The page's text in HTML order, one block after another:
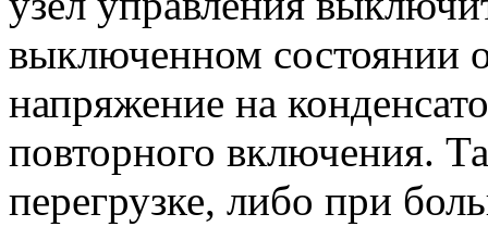
выключенном состоянии
напряжение на
повторного включения.
перегрузке, либо при